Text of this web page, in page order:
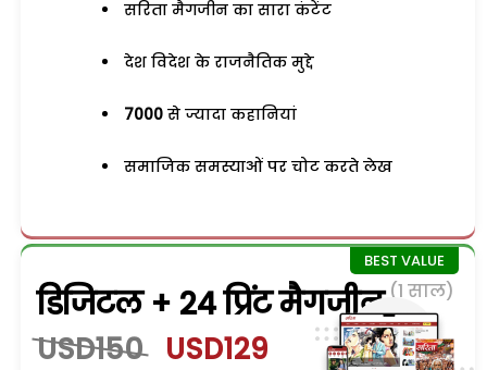
सरिता मैगजीन का सारा कंटेंट
देश विदेश के राजनैतिक मुद्दे
7000 से ज्यादा कहानियां
समाजिक समस्याओं पर चोट करते लेख
डिजिटल + 24 प्रिंट मैगजीन (1 साल)
USD150 USD129